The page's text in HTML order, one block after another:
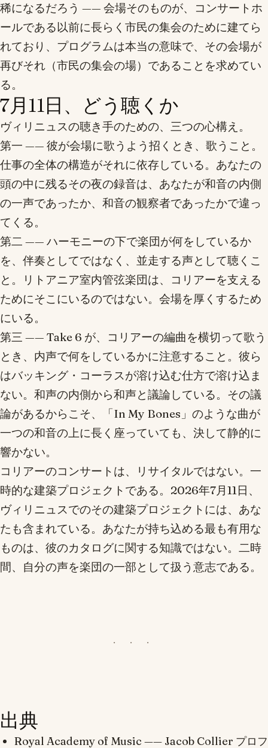
稀になるだろう —— 会場そのものが、コンサートホ
ールである以前に長らく市民の集会のために建てら
れており、プログラムは本当の意味で、その会場が
再びそれ（市民の集会の場）であることを求めてい
る。
7月11日、どう聴くか
ヴィリニュスの聴き手のための、三つの心構え。
第一 —— 彼が会場に歌うよう招くとき、歌うこと。
仕事の全体の構造がそれに依存している。あなたの
頭の中に残るその夜の録音は、あなたが和音の内側
の一声であったか、和音の観察者であったかで違っ
てくる。
第二 —— ハーモニーの下で楽団が何をしているか
を、伴奏としてではなく、並走する声として聴くこ
と。リトアニア室内管弦楽団は、コリアーを支える
ためにそこにいるのではない。会場を厚くするため
にいる。
第三 —— Take 6 が、コリアーの編曲を横切って歌う
とき、内声で何をしているかに注意すること。彼ら
はバッキング・コーラスが溶け込む仕方で溶け込ま
ない。和声の内側から和声と議論している。その議
論があるからこそ、「In My Bones」のような曲が
一つの和音の上に長く座っていても、決して静的に
響かない。
コリアーのコンサートは、リサイタルではない。一
時的な建築プロジェクトである。2026年7月11日、
ヴィリニュスでのその建築プロジェクトには、あな
たも含まれている。あなたが持ち込める最も有用な
ものは、彼のカタログに関する知識ではない。二時
間、自分の声を楽団の一部として扱う意志である。
出典
Royal Academy of Music —— Jacob Collier プロフ